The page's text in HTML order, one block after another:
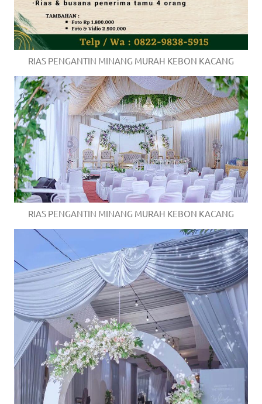
RIAS PENGANTIN MINANG MURAH KEBON KACANG
RIAS PENGANTIN MINANG MURAH KEBON KACANG